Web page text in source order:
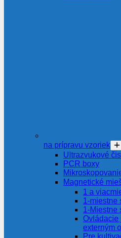
na prípravu vzoriek
Ultrazvukové
PCR boxy
Magnetické
1 a
1-miestne
1-Miestne
Ovládacie
externým
Pre